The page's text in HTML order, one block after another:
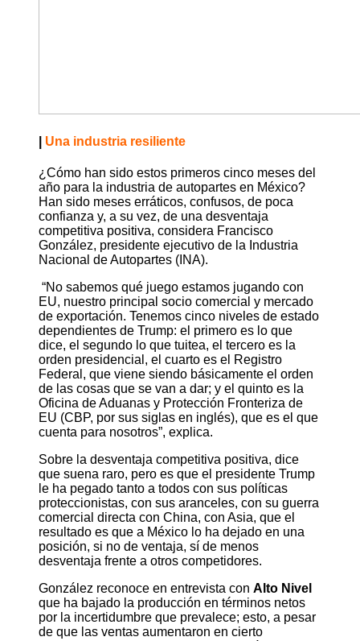
Una industria resiliente
¿Cómo han sido estos primeros cinco meses del
año para la industria de autopartes en México?
Han sido meses erráticos, confusos, de poca
confianza y, a su vez, de una desventaja
competitiva positiva, considera Francisco
González, presidente ejecutivo de la Industria
Nacional de Autopartes (INA).
“No sabemos qué juego estamos jugando con
EU, nuestro principal socio comercial y mercado
de exportación. Tenemos cinco niveles de estado
dependientes de Trump: el primero es lo que
dice, el segundo lo que tuitea, el tercero es la
orden presidencial, el cuarto es el Registro
Federal, que viene siendo básicamente el orden
de las cosas que se van a dar; y el quinto es la
Oficina de Aduanas y Protección Fronteriza de
EU (CBP, por sus siglas en inglés), que es el que
cuenta para nosotros”, explica.
Sobre la desventaja competitiva positiva, dice
que suena raro, pero es que el presidente Trump
le ha pegado tanto a todos con sus políticas
proteccionistas, con sus aranceles, con su guerra
comercial directa con China, con Asia, que el
resultado es que a México lo ha dejado en una
posición, si no de ventaja, sí de menos
desventaja frente a otros competidores.
González reconoce en entrevista con Alto Nivel
que ha bajado la producción en términos netos
por la incertidumbre que prevalece; esto, a pesar
de que las ventas aumentaron en cierto